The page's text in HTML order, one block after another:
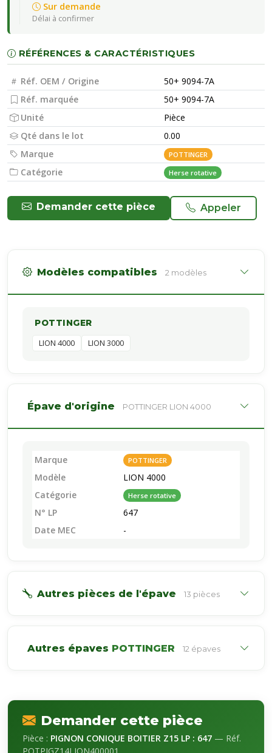
Sur demande
Délai à confirmer
RÉFÉRENCES & CARACTÉRISTIQUES
Réf. OEM / Origine
50+ 9094-7A
Réf. marquée
50+ 9094-7A
Unité
Pièce
Qté dans le lot
0.00
Marque
POTTINGER
Catégorie Herse rotative
Demander cette pièce Appeler
Modèles compatibles 2 modèles
POTTINGER
LION 4000 LION 3000
Épave d'origine POTTINGER LION 4000
Marque POTTINGER
Modèle
LION 4000
Catégorie
Herse rotative
N° LP
647
Date MEC
-
Autres pièces de l'épave 13 pièces
Autres épaves POTTINGER 12 épaves
Demander cette pièce
Pièce : PIGNON CONIQUE BOITIER Z15 LP : 647 — Réf.